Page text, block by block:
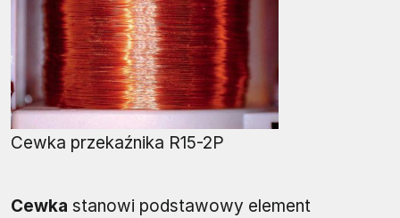
Cewka przekaźnika R15-2P
Cewka stanowi podstawowy element